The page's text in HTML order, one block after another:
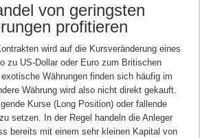
von geringsten
profitieren
wird auf die Kursveränderung eines
zu US-Dollar oder Euro zum Britischen
Währungen finden sich häufig im
Währung wird also nicht direkt gekauft.
Kurse (Long Position) oder fallende
setzen. In der Regel handeln die Anleger
bereits mit einem sehr kleinen Kapital von